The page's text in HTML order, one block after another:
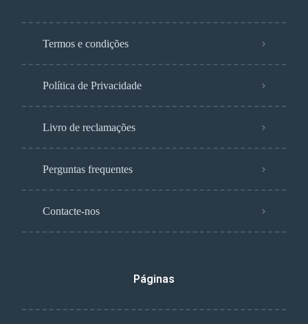
Termos e condições
Política de Privacidade
Livro de reclamações
Perguntas frequentes
Contacte-nos
Páginas